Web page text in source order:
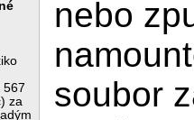
567
za
nebo
soubor